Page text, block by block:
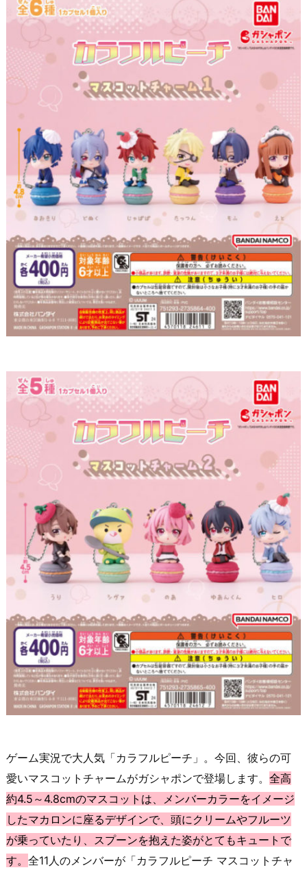
ゲーム実況で大人気「カラフルピーチ」。今回、彼らの可
愛いマスコットチャームがガシャポンで登場します。 全高
約4.5～4.8cmのマスコットは、メンバーカラーをイメージ
したマカロンに座るデザインで、頭にクリームやフルーツ
が乗っていたり、スプーンを抱えた姿がとてもキュートで
す。 全11人のメンバーが「カラフルピーチ マスコットチャ